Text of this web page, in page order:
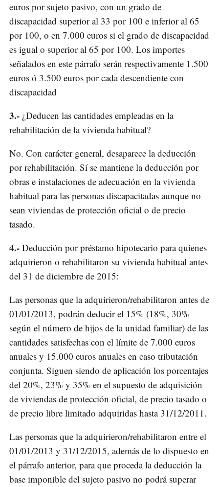
euros por sujeto pasivo, con un grado de
discapacidad superior al 33 por 100 e inferior al 65
por 100, o en 7.000 euros si el grado de discapacidad
es igual o superior al 65 por 100. Los importes
señalados en este párrafo serán respectivamente 1.500
euros ó 3.500 euros por cada descendiente con
discapacidad
3.- ¿Deducen las cantidades empleadas en la
rehabilitación de la vivienda habitual?
No. Con carácter general, desaparece la deducción
por rehabilitación. Sí se mantiene la deducción por
obras e instalaciones de adecuación en la vivienda
habitual para las personas discapacitadas aunque no
sean viviendas de protección oficial o de precio
tasado.
4.- Deducción por préstamo hipotecario para quienes
adquirieron o rehabilitaron su vivienda habitual antes
del 31 de diciembre de 2015:
Las personas que la adquirieron/rehabilitaron antes de
01/01/2013, podrán deducir el 15% (18%, 30%
según el número de hijos de la unidad familiar) de las
cantidades satisfechas con el límite de 7.000 euros
anuales y 15.000 euros anuales en caso tributación
conjunta. Siguen siendo de aplicación los porcentajes
del 20%, 23% y 35% en el supuesto de adquisición
de viviendas de protección oficial, de precio tasado o
de precio libre limitado adquiridas hasta 31/12/2011.
Las personas que la adquirieron/rehabilitaron entre el
01/01/2013 y 31/12/2015, además de lo dispuesto en
el párrafo anterior, para que proceda la deducción la
base imponible del sujeto pasivo no podrá superar